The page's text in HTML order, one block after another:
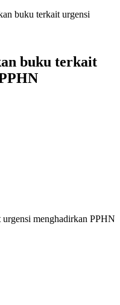
buku terkait urgensi
buku terkait
menghadirkan PPHN